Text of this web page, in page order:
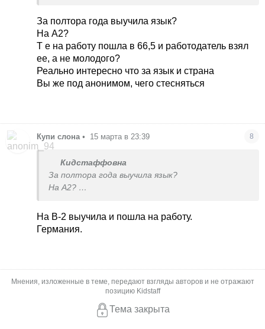
Приехала в 65, начала учить язык и вышла на
работу спустя полтора года где-то.
За полтора года выучила язык?
На А2?
Т е на работу пошла в 66,5 и работодатель взял
ее, а не молодого?
Реально интересно что за язык и страна
Вы же под анонимом, чего стесняться
Купи слона • 15 марта в 23:39 8
Кидстаффовна
За полтора года выучила язык?
На А2?
ее, а не молодого?
На B-2 выучила и пошла на работу.
Германия.
Мнения, изложенные в теме, передают взгляды авторов и не отражают
позицию Kidstaff
Тема закрыта